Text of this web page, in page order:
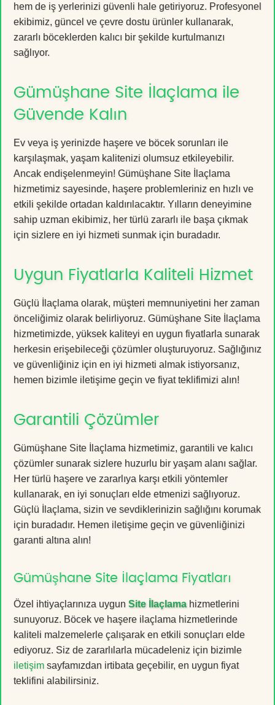
hem de iş yerlerinizi güvenli hale getiriyoruz. Profesyonel
ekibimiz, güncel ve çevre dostu ürünler kullanarak,
zararlı böceklerden kalıcı bir şekilde kurtulmanızı
sağlıyor.
Gümüşhane Site İlaçlama ile
Güvende Kalın
Ev veya iş yerinizde haşere ve böcek sorunları ile
karşılaşmak, yaşam kalitenizi olumsuz etkileyebilir.
Ancak endişelenmeyin! Gümüşhane Site İlaçlama
hizmetimiz sayesinde, haşere problemleriniz en hızlı ve
etkili şekilde ortadan kaldırılacaktır. Yılların deneyimine
sahip uzman ekibimiz, her türlü zararlı ile başa çıkmak
için sizlere en iyi hizmeti sunmak için buradadır.
Uygun Fiyatlarla Kaliteli Hizmet
Güçlü İlaçlama olarak, müşteri memnuniyetini her zaman
önceliğimiz olarak belirliyoruz. Gümüşhane Site İlaçlama
hizmetimizde, yüksek kaliteyi en uygun fiyatlarla sunarak
herkesin erişebileceği çözümler oluşturuyoruz. Sağlığınız
ve güvenliğiniz için en iyi hizmeti almak istiyorsanız,
hemen bizimle iletişime geçin ve fiyat teklifimizi alın!
Garantili Çözümler
Gümüşhane Site İlaçlama hizmetimiz, garantili ve kalıcı
çözümler sunarak sizlere huzurlu bir yaşam alanı sağlar.
Her türlü haşere ve zararlıya karşı etkili yöntemler
kullanarak, en iyi sonuçları elde etmenizi sağlıyoruz.
Güçlü İlaçlama, sizin ve sevdiklerinizin sağlığını korumak
için buradadır. Hemen iletişime geçin ve güvenliğinizi
garanti altına alın!
Gümüşhane Site İlaçlama Fiyatları
Özel ihtiyaçlarınıza uygun Site İlaçlamahizmetlerini
sunuyoruz. Böcek ve haşere ilaçlama hizmetlerinde
kaliteli malzemelerle çalışarak en etkili sonuçları elde
ediyoruz. Siz de zararlılarla mücadeleniz için bizimle
iletişim sayfamızdan irtibata geçebilir, en uygun fiyat
teklifini alabilirsiniz.